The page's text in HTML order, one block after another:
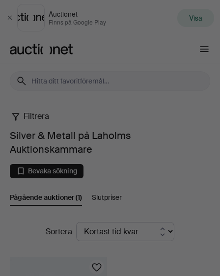
Stäng
Auctionet
Finns på Google Play Visa
Silver
Metall
på
Auktionskammare
Filtrera
Silver & Metall på Laholms
Auktionskammare
Bevaka sökning
Pågående auktioner(1) Slutpriser
PågåendeSortera